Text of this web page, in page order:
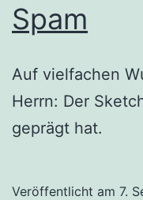
Spam
Auf vielfachen
Herrn: Der
geprägt hat.
Veröffentlicht am 7.